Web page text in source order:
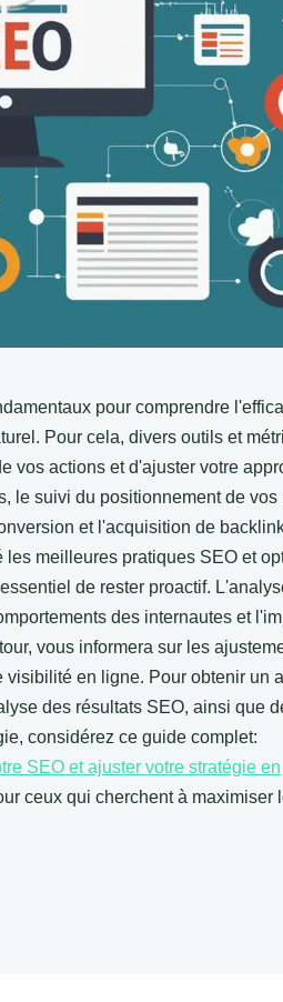
pour comprendre
Pour cela, divers outils et
vos actions et d'ajuster votre
le suivi du positionnement de vos
et l'acquisition de
meilleures pratiques SEO et
de rester proactif.
des internautes et
vous informera sur les
en ligne. Pour obtenir un
des résultats SEO, ainsi que
considérez ce guide complet:
SEO et ajuster votre stratégie en
ceux qui cherchent à maximiser